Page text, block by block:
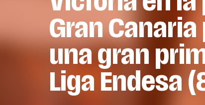
Gran
una gran
Liga Endesa